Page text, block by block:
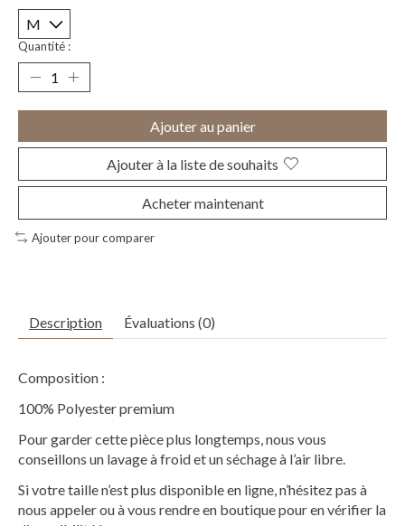
Quantité :
Ajouter au panier
Ajouter à la liste de souhaits
Acheter maintenant
Ajouter pour comparer
Description Évaluations (0)
Composition :
100% Polyester premium
Pour garder cette pièce plus longtemps, nous vous
conseillons un lavage à froid et un séchage à l’air libre.
Si votre taille n’est plus disponible en ligne, n’hésitez pas à
nous appeler ou à vous rendre en boutique pour en vérifier la